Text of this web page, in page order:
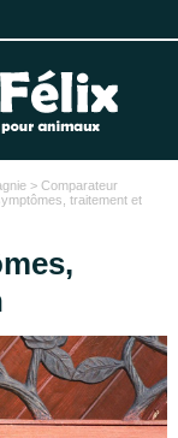
> Comparateur
traitement et